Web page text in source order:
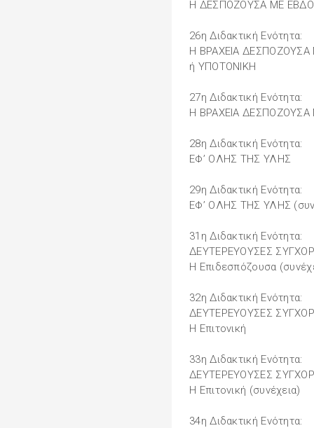
Η ΔΕΣΠΟΖΟΥΣΑ ΜΕ
26η Διδακτική Ενότητα:
Η ΒΡΑΧΕΙΑ
ή ΥΠΟΤΟΝΙΚΗ
27η Διδακτική Ενότητα:
Η ΒΡΑΧΕΙΑ
28η Διδακτική Ενότητα:
ΕΦ’ ΟΛΗΣ ΤΗΣ ΥΛΗΣ
29η Διδακτική Ενότητα:
ΕΦ’ ΟΛΗΣ ΤΗΣ ΥΛΗΣ
31η Διδακτική Ενότητα:
ΔΕΥΤΕΡΕΥΟΥΣΕΣ
Η Επιδεσπόζουσα
32η Διδακτική Ενότητα:
ΔΕΥΤΕΡΕΥΟΥΣΕΣ
Η Επιτονική
33η Διδακτική Ενότητα:
ΔΕΥΤΕΡΕΥΟΥΣΕΣ
Η Επιτονική (συνέχεια)
34η Διδακτική Ενότητα: